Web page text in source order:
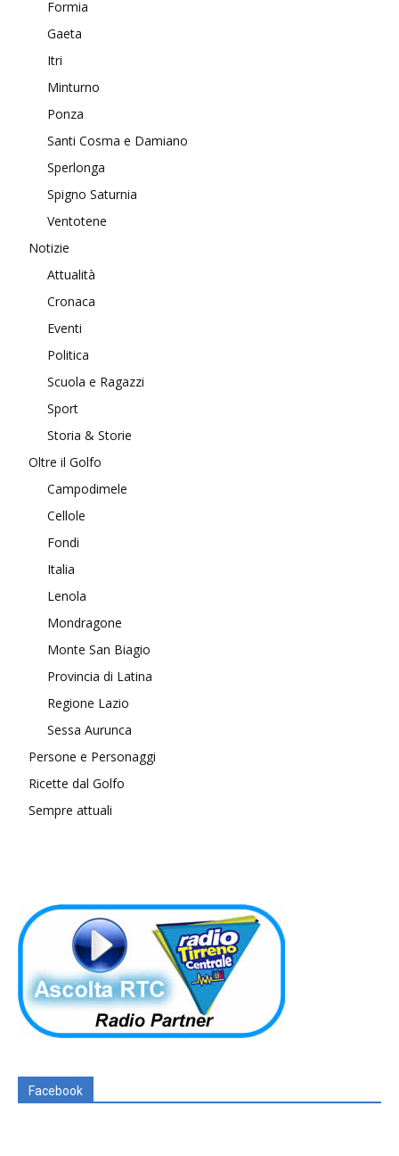
Formia
Gaeta
Itri
Minturno
Ponza
Santi Cosma e Damiano
Sperlonga
Spigno Saturnia
Ventotene
Notizie
Attualità
Cronaca
Eventi
Politica
Scuola e Ragazzi
Sport
Storia & Storie
Oltre il Golfo
Campodimele
Cellole
Fondi
Italia
Lenola
Mondragone
Monte San Biagio
Provincia di Latina
Regione Lazio
Sessa Aurunca
Persone e Personaggi
Ricette dal Golfo
Sempre attuali
Facebook